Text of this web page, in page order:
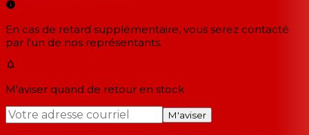
En cas de retard supplémentaire, vous serez contacté
par l'un de nos représentants.
M'aviser quand de retour en stock
M'aviser